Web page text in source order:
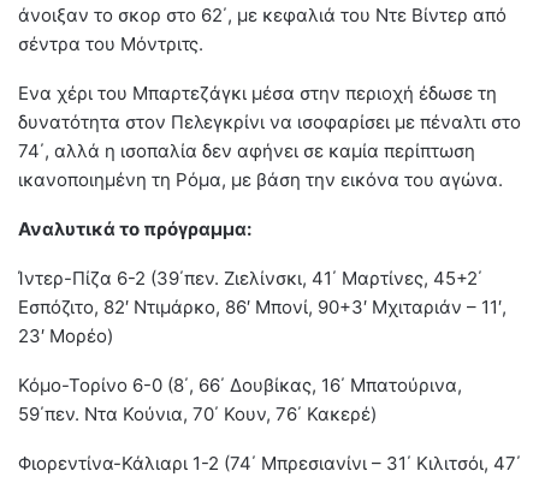
άνοιξαν το σκορ στο 62΄, με κεφαλιά του Ντε Βίντερ από
σέντρα του Μόντριτς.
Ενα χέρι του Μπαρτεζάγκι μέσα στην περιοχή έδωσε τη
δυνατότητα στον Πελεγκρίνι να ισοφαρίσει με πέναλτι στο
74΄, αλλά η ισοπαλία δεν αφήνει σε καμία περίπτωση
ικανοποιημένη τη Ρόμα, με βάση την εικόνα του αγώνα.
Αναλυτικά το πρόγραμμα:
Ίντερ-Πίζα 6-2 (39΄πεν. Ζιελίνσκι, 41΄ Μαρτίνες, 45+2΄
Εσπόζιτο, 82′ Ντιμάρκο, 86′ Μπονί, 90+3′ Μχιταριάν – 11′,
23′ Μορέο)
Κόμο-Τορίνο 6-0 (8΄, 66΄ Δουβίκας, 16΄ Μπατούρινα,
59΄πεν. Ντα Κούνια, 70΄ Κουν, 76΄ Κακερέ)
Φιορεντίνα-Κάλιαρι 1-2 (74΄ Μπρεσιανίνι – 31΄ Κιλιτσόι, 47΄